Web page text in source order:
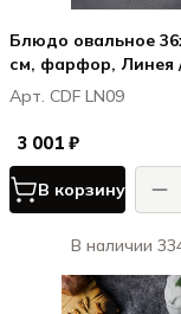
Блюдо овальное
см, фарфор, Линея
Арт. CDF LN09
3 001 ₽
В корзину
В наличии